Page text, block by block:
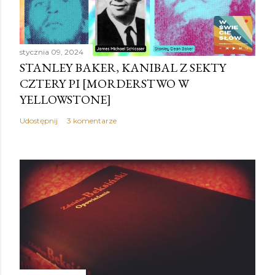
j
k
o
m
e
n
t
a
z
stycznia 09, 2024
STANLEY BAKER, KANIBAL Z SEKTY
CZTERY PI [MORDERSTWO W
YELLOWSTONE]
Udostępnij 3 komentarze